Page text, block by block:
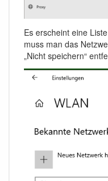
Es erscheint eine
muss man das
„Nicht speichern“